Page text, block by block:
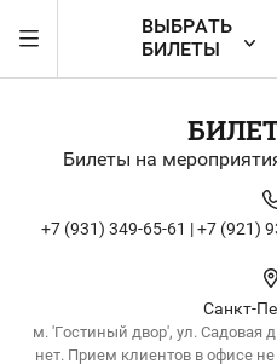
ВЫБРАТЬ
БИЛЕТЫ
Билеты на
+7 (931) 349-65-61 | +7 (921)
Санкт-
м. 'Гостиный двор', ул. Садовая
нет. Прием клиентов в офисе